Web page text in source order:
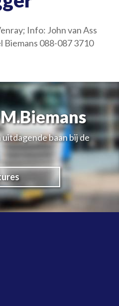
Info: John van Ass
088-087 3710
uitdagende baan bij de